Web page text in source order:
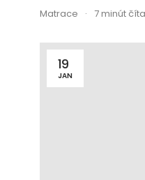
Matrace 7 minút
19
JAN